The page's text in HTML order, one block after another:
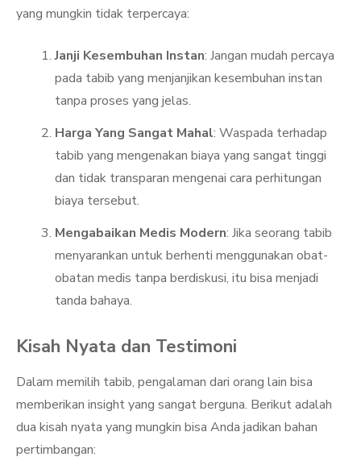
yang mungkin tidak terpercaya:
Janji Kesembuhan Instan: Jangan mudah percaya
pada tabib yang menjanjikan kesembuhan instan
tanpa proses yang jelas.
Harga Yang Sangat Mahal: Waspada terhadap
tabib yang mengenakan biaya yang sangat tinggi
dan tidak transparan mengenai cara perhitungan
biaya tersebut.
Mengabaikan Medis Modern: Jika seorang tabib
menyarankan untuk berhenti menggunakan obat-
obatan medis tanpa berdiskusi, itu bisa menjadi
tanda bahaya.
Kisah Nyata dan Testimoni
Dalam memilih tabib, pengalaman dari orang lain bisa
memberikan insight yang sangat berguna. Berikut adalah
dua kisah nyata yang mungkin bisa Anda jadikan bahan
pertimbangan: